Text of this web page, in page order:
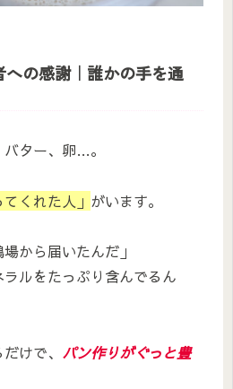
への感謝｜誰かの手を通
ター、卵…。
てくれた人」 がいます。
から届いたんだ」
ラルをたっぷり含んでるん
けで、 パン作りがぐっと豊